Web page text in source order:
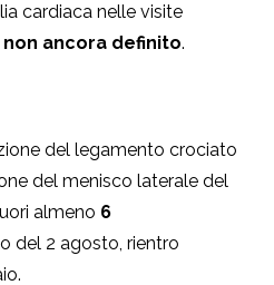
cardiaca nelle visite
non ancora definito.
del legamento crociato
del menisco laterale del
almeno 6
del 2 agosto, rientro